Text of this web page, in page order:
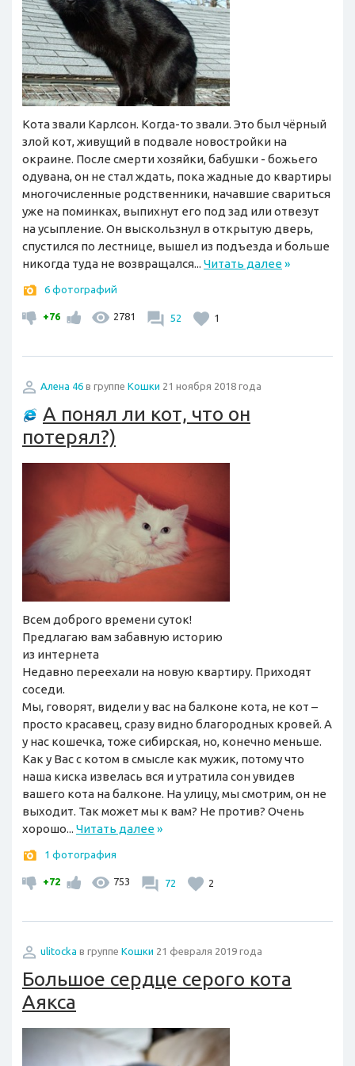
Кота звали Карлсон. Когда-то звали. Это был чёрный
злой кот, живущий в подвале новостройки на
окраине. После смерти хозяйки, бабушки - божьего
одувана, он не стал ждать, пока жадные до квартиры
многочисленные родственники, начавшие свариться
уже на поминках, выпихнут его под зад или отвезут
на усыпление. Он выскользнул в открытую дверь,
спустился по лестнице, вышел из подъезда и больше
никогда туда не возвращался... Читать далее»
6 фотографий
+76 2781 52 1
Алена 46 в группе Кошки 21 ноября 2018 года
А понял ли кот, что он
потерял?)
Всем доброго времени суток!
Предлагаю вам забавную историю
из интернета
Недавно переехали на новую квартиру. Приходят
соседи.
Мы, говорят, видели у вас на балконе кота, не кот –
просто красавец, сразу видно благородных кровей. А
у нас кошечка, тоже сибирская, но, конечно меньше.
Как у Вас с котом в смысле как мужик, потому что
наша киска извелась вся и утратила сон увидев
вашего кота на балконе. На улицу, мы смотрим, он не
выходит. Так может мы к вам? Не против? Очень
хорошо... Читать далее»
1 фотография
+72 753 72 2
ulitocka в группе Кошки 21 февраля 2019 года
Большое сердце серого кота
Аякса